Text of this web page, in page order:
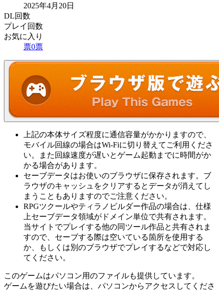
2025年4月20日
DL回数
プレイ回数
お気に入り
票0票
上記の本体サイズ程度に通信容量がかかりますので、
モバイル回線の場合はWi-Fiに切り替えてご利用くださ
い。また回線速度が遅いとゲーム起動までに時間がか
かる場合があります。
セーブデータはお使いのブラウザに保存されます。ブ
ラウザのキャッシュをクリアするとデータが消えてし
まうこともありますのでご注意ください。
RPGツクールやティラノビルダー作品の場合は、仕様
上セーブデータ領域がドメイン単位で共有されます。
当サイトでプレイする他の同ツール作品と共有されま
すので、セーブする際は空いている箇所を使用する
か、もしくは別のブラウザでプレイするなどで対応し
てください。
このゲームはパソコン用のファイルも提供しています。
ゲームを遊びたい場合は、パソコンからアクセスしてくださ